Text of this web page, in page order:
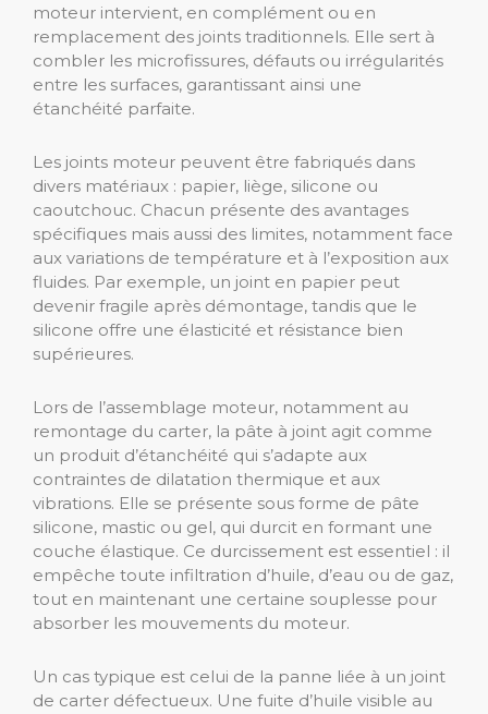
moteur intervient, en complément ou en
remplacement des joints traditionnels. Elle sert à
combler les microfissures, défauts ou irrégularités
entre les surfaces, garantissant ainsi une
étanchéité parfaite.
Les joints moteur peuvent être fabriqués dans
divers matériaux : papier, liège, silicone ou
caoutchouc. Chacun présente des avantages
spécifiques mais aussi des limites, notamment face
aux variations de température et à l’exposition aux
fluides. Par exemple, un joint en papier peut
devenir fragile après démontage, tandis que le
silicone offre une élasticité et résistance bien
supérieures.
Lors de l’assemblage moteur, notamment au
remontage du carter, la pâte à joint agit comme
un produit d’étanchéité qui s’adapte aux
contraintes de dilatation thermique et aux
vibrations. Elle se présente sous forme de pâte
silicone, mastic ou gel, qui durcit en formant une
couche élastique. Ce durcissement est essentiel : il
empêche toute infiltration d’huile, d’eau ou de gaz,
tout en maintenant une certaine souplesse pour
absorber les mouvements du moteur.
Un cas typique est celui de la panne liée à un joint
de carter défectueux. Une fuite d’huile visible au